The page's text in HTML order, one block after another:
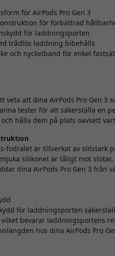
för AirPods Pro Gen 3
för förbättrad
för laddningsporten
trådlös laddning bibehålls
och nyckelband för enkel
veta att dina AirPods Pro Gen 3
tester för att säkerställa en
hålla dem på plats oavsett
fodralet är tillverkat av
silikonet är tåligt mot
dina AirPods Pro Gen 3 från
för laddningsporten
bevarar laddningsportens
hos dina AirPods Pro